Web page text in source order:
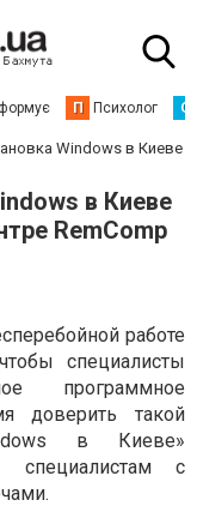
П Психолог С
Windows в Киеве
в Киеве
RemComp
работе
специалисты
программное
доверить такой
в Киеве»
специалистам с